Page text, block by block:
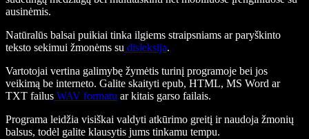
ausinėmis.
Natūralūs balsai puikiai tinka ilgiems straipsniams ar paryškinto
teksto sekimui žmonėms su disleksija.
Vartotojai vertina galimybę žymėtis turinį programoje bei jos
veikimą be interneto. Galite skaityti epub, HTML, MS Word ar
TXT failus WAV formatu ar kitais garso failais.
Programa leidžia visiškai valdyti atkūrimo greitį ir naudoja žmonių
balsus, todėl galite klausytis jums tinkamu tempu.